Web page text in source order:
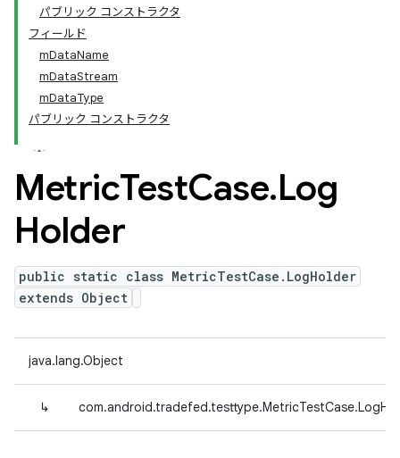
パブリック コンストラクタ
フィールド
mDataName
mDataStream
mDataType
パブリック コンストラクタ
MetricTestCase.Log
Holder
public static class MetricTestCase.LogHolder
extends Object
java.lang.Object
↳